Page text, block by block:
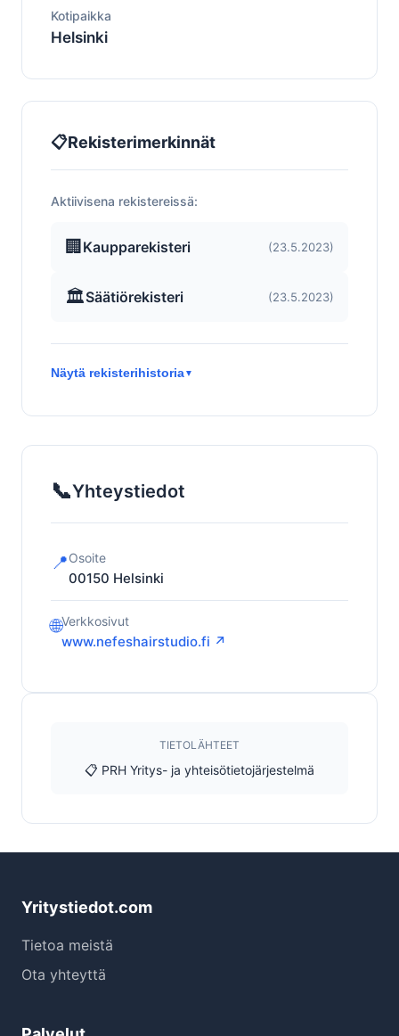
Kotipaikka
Helsinki
📋Rekisterimerkinnät
Aktiivisena rekistereissä:
🏢 Kaupparekisteri (23.5.2023)
🏛️Säätiörekisteri (23.5.2023)
Näytä rekisterihistoria▼
📞Yhteystiedot
📍Osoite
00150 Helsinki
🌐Verkkosivut
www.nefeshairstudio.fi ↗
TIETOLÄHTEET
📋 PRH Yritys- ja yhteisötietojärjestelmä
Yritystiedot.com
Tietoa meistä
Ota yhteyttä